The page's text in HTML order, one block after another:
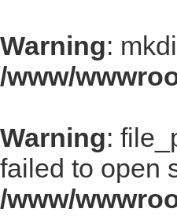
Warning:
/www/
Warning:
failed to open
/www/